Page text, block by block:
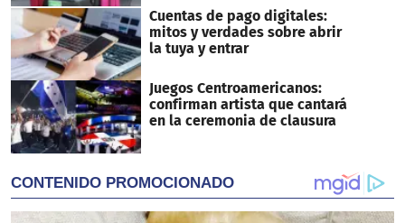
Cuentas de pago digitales:
mitos y verdades sobre abrir
la tuya y entrar
Juegos Centroamericanos:
confirman artista que cantará
en la ceremonia de clausura